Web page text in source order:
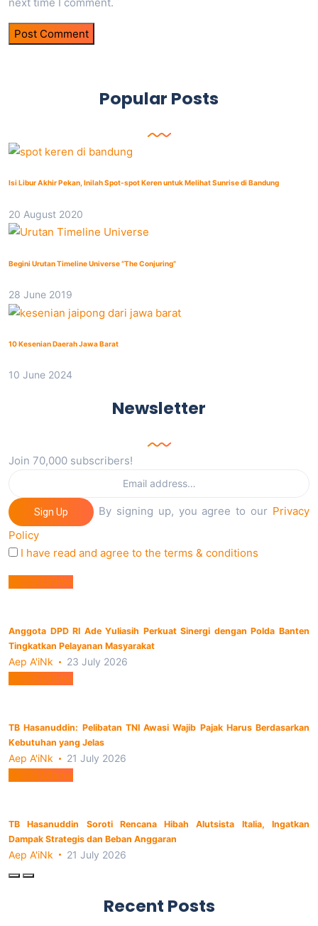
Popular Posts
Isi Libur Akhir Pekan, Inilah Spot-spot Keren untuk Melihat Sunrise di Bandung
20 August 2020
Begini Urutan Timeline Universe “The Conjuring”
28 June 2019
10 Kesenian Daerah Jawa Barat
10 June 2024
Newsletter
Join 70,000 subscribers!
Sign Up By signing up, you agree to our Privacy
Policy
I have read and agree to the terms & conditions
Berita Utama
Anggota DPD RI Ade Yuliasih Perkuat Sinergi dengan Polda Banten
Tingkatkan Pelayanan Masyarakat
Aep A'iNk 23 July 2026
Berita Utama
TB Hasanuddin: Pelibatan TNI Awasi Wajib Pajak Harus Berdasarkan
Kebutuhan yang Jelas
Aep A'iNk 21 July 2026
Berita Utama
TB Hasanuddin Soroti Rencana Hibah Alutsista Italia, Ingatkan
Dampak Strategis dan Beban Anggaran
Aep A'iNk 21 July 2026
Recent Posts